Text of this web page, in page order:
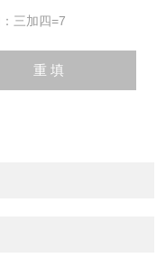
三加四=7